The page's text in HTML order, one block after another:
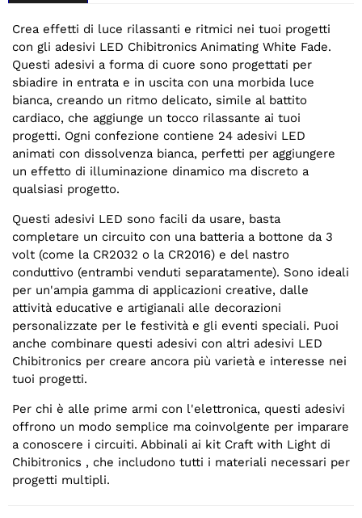
Crea effetti di luce rilassanti e ritmici nei tuoi progetti
con gli adesivi LED Chibitronics Animating White Fade.
Questi adesivi a forma di cuore sono progettati per
sbiadire in entrata e in uscita con una morbida luce
bianca, creando un ritmo delicato, simile al battito
cardiaco, che aggiunge un tocco rilassante ai tuoi
progetti. Ogni confezione contiene 24 adesivi LED
animati con dissolvenza bianca, perfetti per aggiungere
un effetto di illuminazione dinamico ma discreto a
qualsiasi progetto.
Questi adesivi LED sono facili da usare, basta
completare un circuito con una batteria a bottone da 3
volt (come la CR2032 o la CR2016) e del nastro
conduttivo (entrambi venduti separatamente). Sono ideali
per un'ampia gamma di applicazioni creative, dalle
attività educative e artigianali alle decorazioni
personalizzate per le festività e gli eventi speciali. Puoi
anche combinare questi adesivi con altri adesivi LED
Chibitronics per creare ancora più varietà e interesse nei
tuoi progetti.
Per chi è alle prime armi con l'elettronica, questi adesivi
offrono un modo semplice ma coinvolgente per imparare
a conoscere i circuiti. Abbinali ai kit Craft with Light di
Chibitronics , che includono tutti i materiali necessari per
progetti multipli.